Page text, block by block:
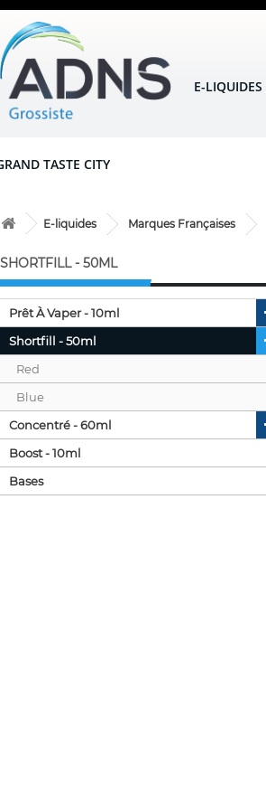
E-LIQUIDES
TASTE CITY
E-liquides Marques Françaises
SHORTFILL - 50ML
Prêt À Vaper - 10ml
Shortfill - 50ml
Red
Blue
Concentré - 60ml
Boost - 10ml
Bases